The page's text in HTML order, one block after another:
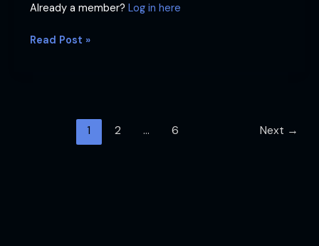
Already a member? Log in here
Read Post »
1 2 … 6 Next →